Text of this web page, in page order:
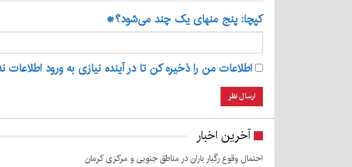
کپچا: پنج منهای یک چند می‌شود؟*
اطلاعات من را ذخیره کن تا در آینده نیازی به ورود اطلاعات
آخرین اخبار
احتمال وقوع رگبار باران در مناطق جنوبی و مرکزی کرمان